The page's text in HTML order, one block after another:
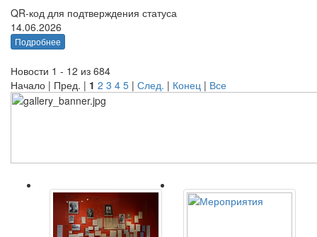
QR-код для подтверждения статуса
14.06.2026
Подробнее
Новости 1 - 12 из 684
Начало | Пред. | 1 2 3 4 5 | След. | Конец | Все